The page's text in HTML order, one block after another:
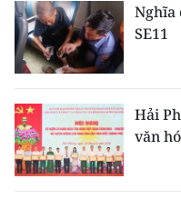
Nghĩa
SE11
Hải
văn